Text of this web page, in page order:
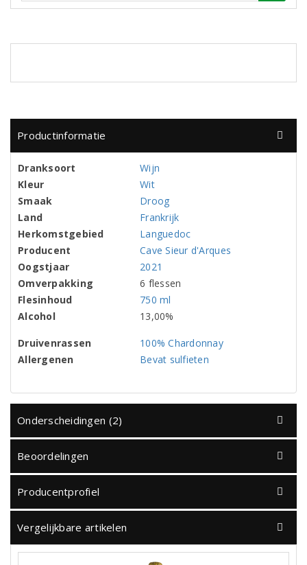
Productinformatie
Dranksoort
Wijn
Kleur
Wit
Smaak
Droog
Land
Frankrijk
Herkomstgebied
Languedoc
Producent
Cave Sieur d'Arques
Oogstjaar
2021
Omverpakking
6 flessen
Flesinhoud
750 ml
Alcohol
13,00%
Druivenrassen
100% Chardonnay
Allergenen
Bevat sulfieten
Onderscheidingen (2)
Beoordelingen
Producentprofiel
Vergelijkbare artikelen